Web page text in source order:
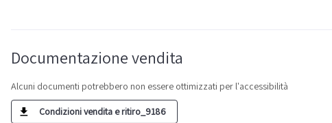
Documentazione vendita
Alcuni documenti potrebbero non essere ottimizzati per l'accessibilità
Condizioni vendita e ritiro_9186